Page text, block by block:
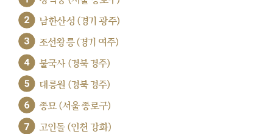
2 남한산성 (경기 광주)
3 조선왕릉 (경기 여주)
4 불국사 (경북 경주)
5 대릉원 (경북 경주)
6 종묘 (서울 종로구)
7 고인돌 (인천 강화)